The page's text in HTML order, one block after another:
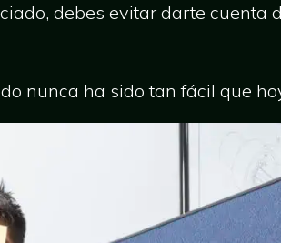
debes evitar darte cuenta
nunca ha sido tan fácil que